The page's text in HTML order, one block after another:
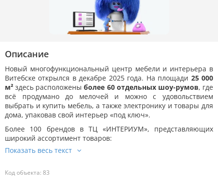
Описание
Новый многофункциональный центр мебели и интерьера в
Витебске открылся в декабре 2025 года. На площади 25 000
м² здесь расположеныболее 60 отдельных шоу-румов, где
всё продумано до мелочей и можно с удовольствием
выбрать и купить мебель, а также электронику и товары для
дома, упаковав свой интерьер «под ключ».
Более 100 брендов в ТЦ «ИНТЕРИУМ», представляющих
широкий ассортимент товаров:
Код объекта: 83